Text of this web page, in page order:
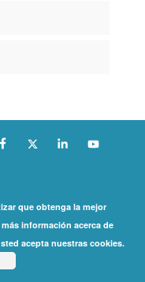
| All Rights
que obtenga la mejor
información acerca de
acepta nuestras cookies.